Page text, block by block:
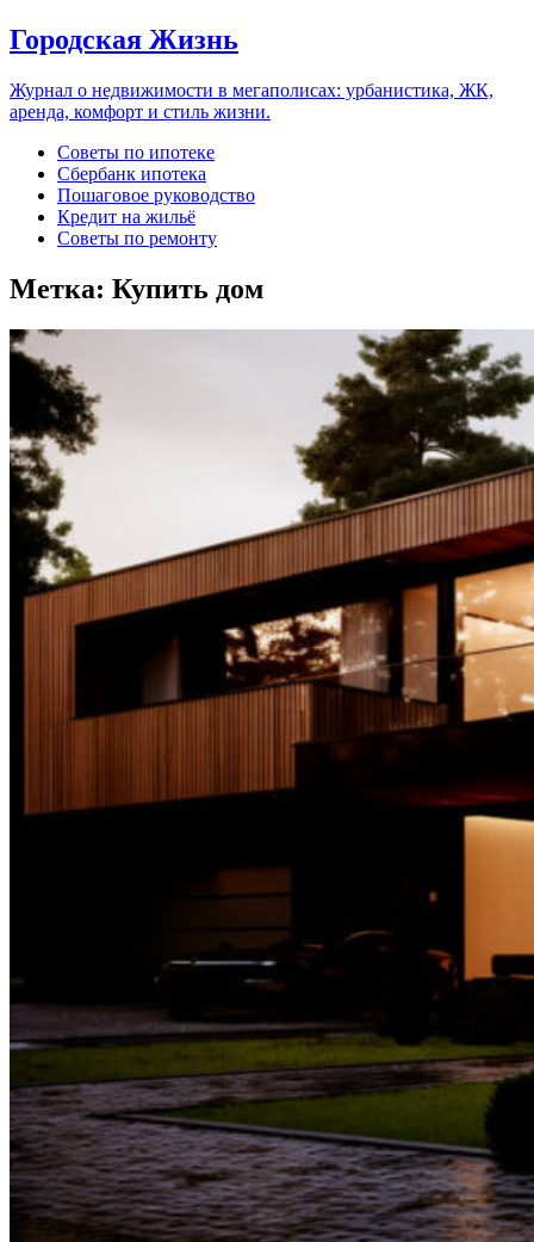
Городская Жизнь
Журнал о недвижимости в мегаполисах: урбанистика, ЖК,
аренда, комфорт и стиль жизни.
Советы по ипотеке
Сбербанк ипотека
Пошаговое руководство
Кредит на жильё
Советы по ремонту
Метка: Купить дом